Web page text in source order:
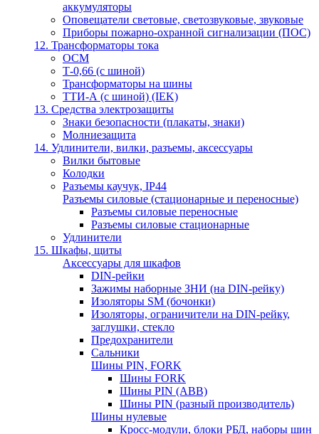
аккумуляторы
Оповещатели световые, светозвуковые, звуковые
Приборы пожарно-охранной сигнализации (ПОС)
12. Трансформаторы тока
ОСМ
Т-0,66 (с шиной)
Трансформаторы на шины
ТТИ-А (с шиной) (IEK)
13. Средства электрозащиты
Знаки безопасности (плакаты, знаки)
Молниезащита
14. Удлинители, вилки, разъемы, аксессуары
Вилки бытовые
Колодки
Разъемы каучук, IP44
Разъемы силовые (стационарные и переносные)
Разъемы силовые переносные
Разъемы силовые стационарные
Удлинители
15. Шкафы, щиты
Аксессуары для шкафов
DIN-рейки
Зажимы наборные ЗНИ (на DIN-рейку)
Изоляторы SM (бочонки)
Изоляторы, ограничители на DIN-рейку,
заглушки, стекло
Предохранители
Сальники
Шины PIN, FORK
Шины FORK
Шины PIN (АВВ)
Шины PIN (разный производитель)
Шины нулевые
Кросс-модули, блоки РБД, наборы шин